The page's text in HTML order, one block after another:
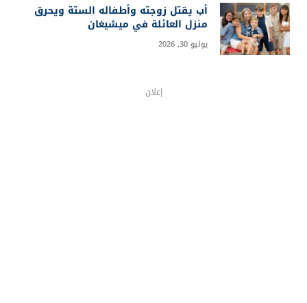
أب يقتل زوجته وأطفاله الستة ويحرق
منزل العائلة في ميشيغان
يوليو 30, 2026
إعلان